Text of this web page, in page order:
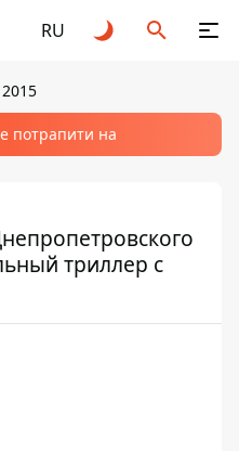
RU
потрапити на
триллер с